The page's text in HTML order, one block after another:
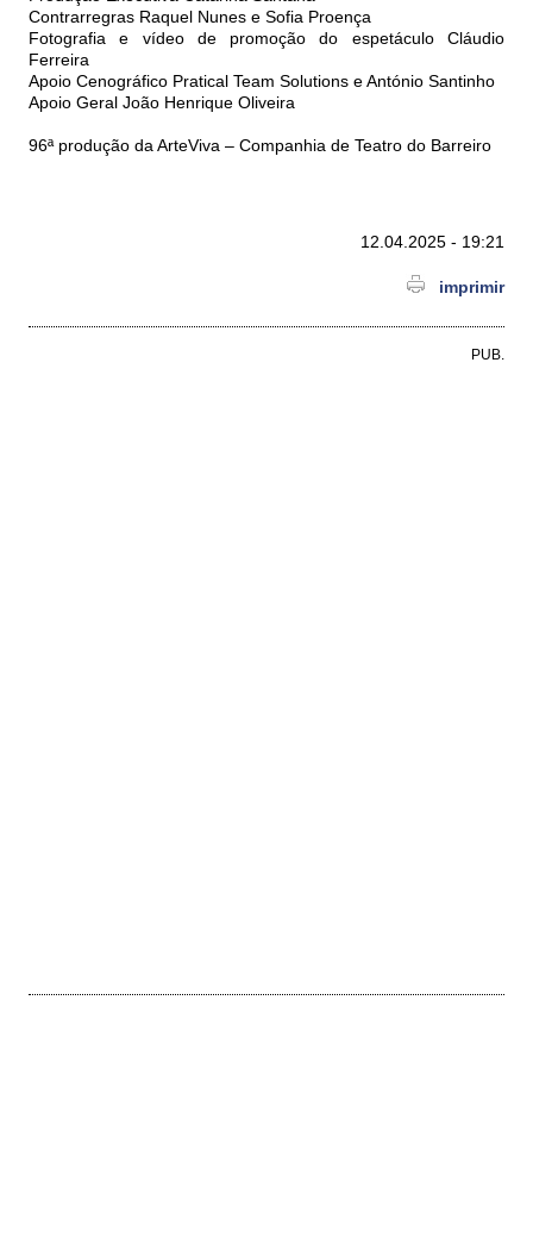
Contrarregras Raquel Nunes e Sofia Proença
Fotografia e vídeo de promoção do espetáculo Cláudio
Ferreira
Apoio Cenográfico Pratical Team Solutions e António Santinho
Apoio Geral João Henrique Oliveira
96ª produção da ArteViva – Companhia de Teatro do Barreiro
12.04.2025 - 19:21
imprimir
PUB.